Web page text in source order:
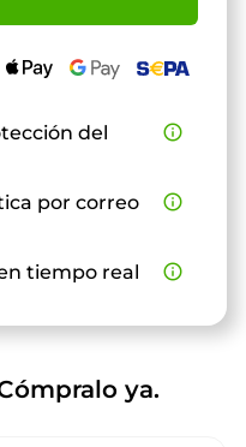
del
info_outline
por correo
info_outline
tiempo real info_outline
ya.